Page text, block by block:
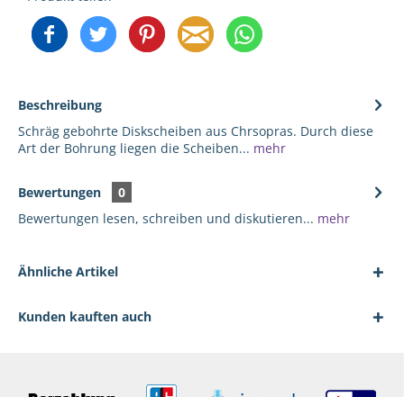
Beschreibung
Schräg gebohrte Diskscheiben aus Chrsopras. Durch diese
Art der Bohrung liegen die Scheiben... mehr
Bewertungen
0
Bewertungen lesen, schreiben und diskutieren... mehr
Ähnliche Artikel
Kunden kauften auch